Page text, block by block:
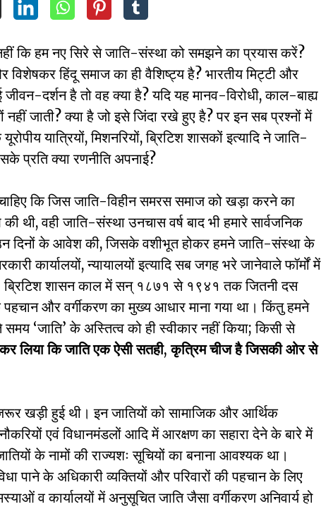
कि हम नए सिरे से जाति-संस्था को समझने का प्रयास करें?
हिंदू समाज का ही वैशिष्ट्य है? भारतीय मिट्टी और
दर्शन है तो वह क्या है? यदि यह मानव-विरोधी, काल-बाह्य
जाती? क्या है जो इसे जिंदा रखे हुए है? पर इन सब प्रश्नों में
यात्रियों, मिशनरियों, ब्रिटिश शासकों इत्यादि ने जाति-
क्या रणनीति अपनाई?
चाहिए कि जिस जाति-विहीन समरस समाज को खड़ा करने का
थी, वही जाति-संस्था उनचास वर्ष बाद भी हमारे सार्वजनिक
दिनों के आवेश की, जिसके वशीभूत होकर हमने जाति-संस्था के
कार्यालयों, न्यायालयों इत्यादि सब जगह भरे जानेवाले फॉर्मों में
ब्रिटिश शासन काल में सन् १८७१ से १९४१ तक जितनी दस
पहचान और वर्गीकरण का मुख्य आधार माना गया था। किंतु हमने
‘जाति’ के अस्तित्व को ही स्वीकार नहीं किया; किसी से
लिया कि जाति एक ऐसी सतही,कृत्रिम चीज है जिसकी ओर से
खड़ी हुई थी। इन जातियों को सामाजिक और आर्थिक
एवं विधानमंडलों आदि में आरक्षण का सहारा देने के बारे में
के नामों की राज्यशः सूचियों का बनाना आवश्यक था।
पाने के अधिकारी व्यक्तियों और परिवारों की पहचान के लिए
व कार्यालयों में अनुसूचित जाति जैसा वर्गीकरण अनिवार्य हो